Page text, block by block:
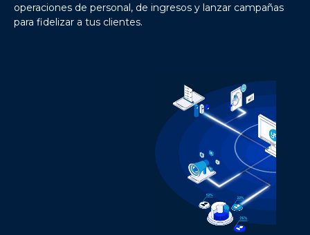
operaciones de personal, de ingresos y lanzar campañas
para fidelizar a tus clientes.